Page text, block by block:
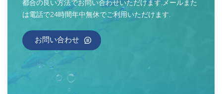
都合の良い方法でお問い合わせいただけます.メールまた
は電話で24時間年中無休でご利用いただけます.
お問い合わせ